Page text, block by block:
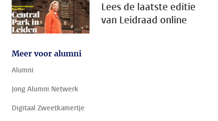
Lees de laatste editie
van Leidraad online
Meer voor alumni
Alumni
Jong Alumni Netwerk
Digitaal Zweetkamertje